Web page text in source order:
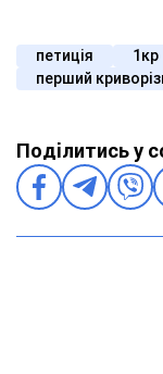
петиція 1кр
перший
Поділитись у